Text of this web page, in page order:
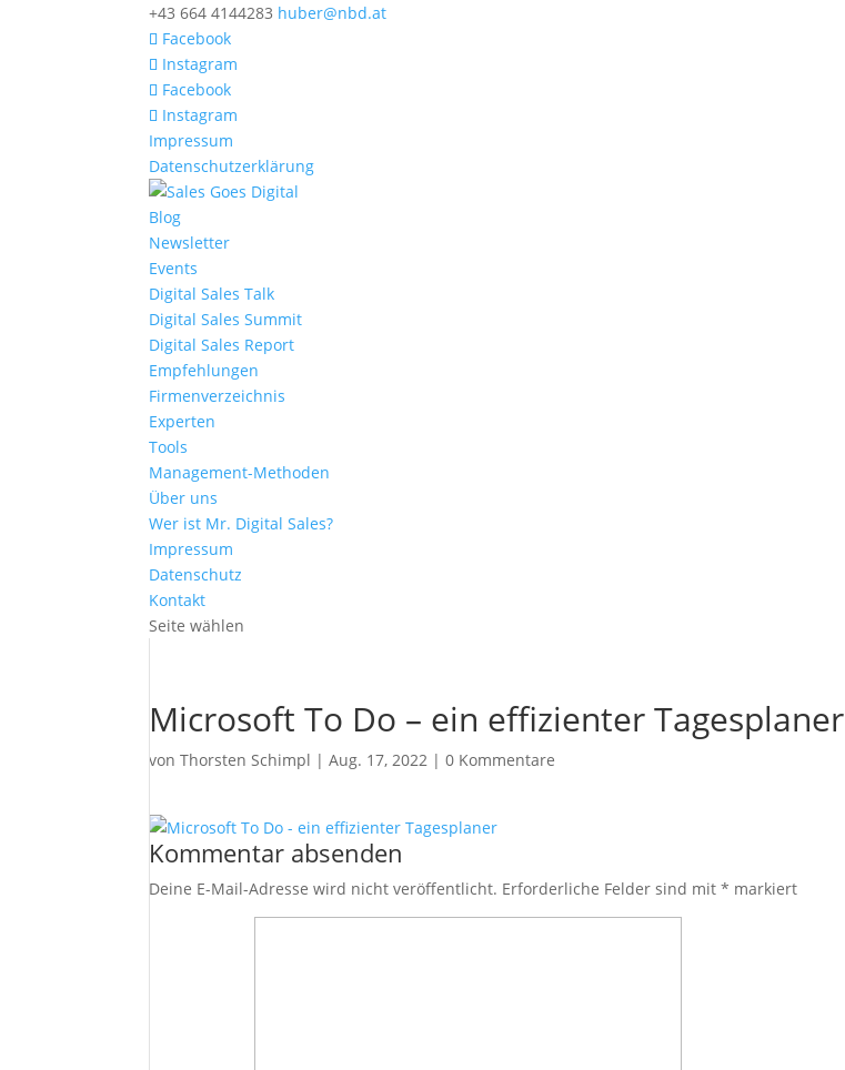
+43 664 4144283 huber@nbd.at
Facebook
Instagram
Facebook
Instagram
Impressum
Datenschutzerklärung
Blog
Newsletter
Events
Digital Sales Talk
Digital Sales Summit
Digital Sales Report
Empfehlungen
Firmenverzeichnis
Experten
Tools
Management-Methoden
Über uns
Wer ist Mr. Digital Sales?
Impressum
Datenschutz
Kontakt
Seite wählen
Microsoft To Do – ein effizienter Tagesplaner
vonThorsten Schimpl |Aug. 17, 2022 |0 Kommentare
Kommentar absenden
Deine E-Mail-Adresse wird nicht veröffentlicht. Erforderliche Felder sind mit* markiert